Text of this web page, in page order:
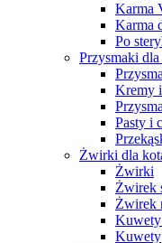
Karma
Karma
Po
Przysmaki
Kremy
Pasty i
Żwirki dla
Żwirki
Żwirek
Żwirek
Kuwety
Kuwety